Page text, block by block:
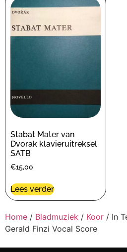
Stabat Mater van
Dvorak klavieruitreksel
SATB
€15,00
Lees verder
Home / Bladmuziek / Koor / In
Gerald Finzi Vocal Score